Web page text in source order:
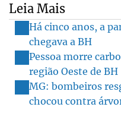
Leia Mais
Há cinco anos, a
chegava a BH
Pessoa morre
região Oeste de BH
MG: bombeiros
chocou contra